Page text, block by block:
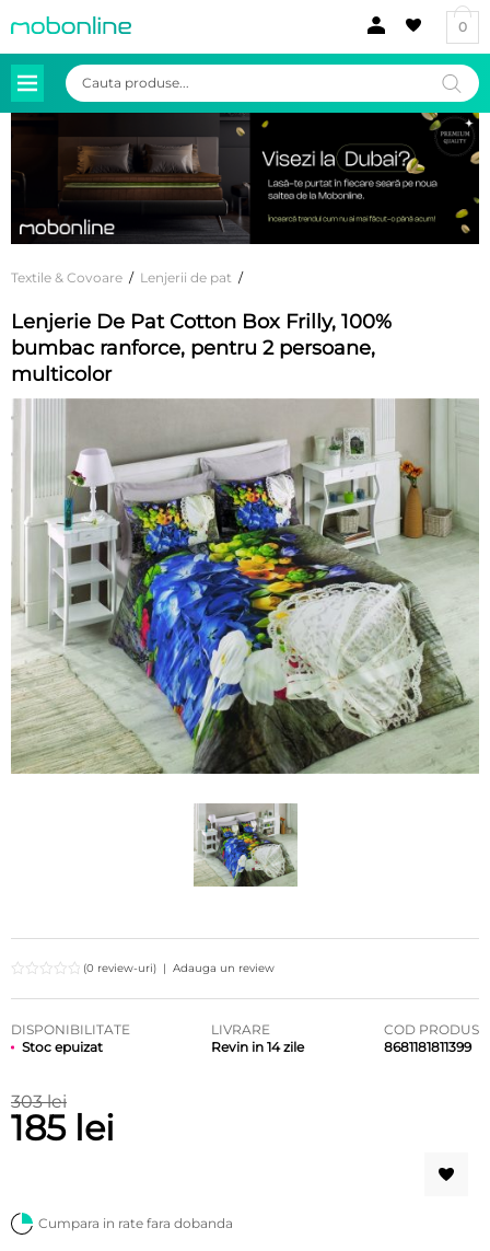
0
Products
search
Textile & Covoare / Lenjerii de pat /
Lenjerie De Pat Cotton Box Frilly, 100%
bumbac ranforce, pentru 2 persoane,
multicolor
(0 review-uri) | Adauga un review
DISPONIBILITATE
Stoc epuizat
LIVRARE
Revin in 14 zile
COD PRODUS
8681181811399
303 lei
185 lei
Cumpara in rate fara dobanda